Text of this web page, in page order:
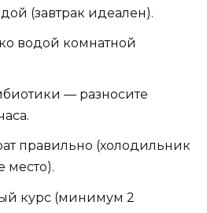
(завтрак идеален).
водой комнатной
— разносите
правильно (холодильник
место).
курс (минимум 2